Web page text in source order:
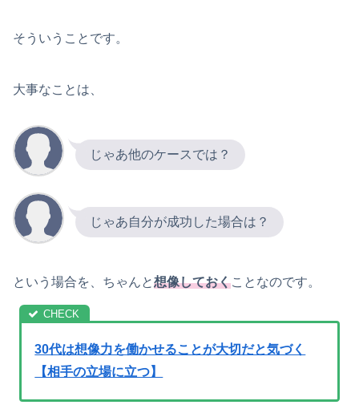
そういうことです。
大事なことは、
じゃあ他のケースでは？
じゃあ自分が成功した場合は？
という場合を、ちゃんと想像しておくことなのです。
30代は想像力を働かせることが大切だと気づく
【相手の立場に立つ】